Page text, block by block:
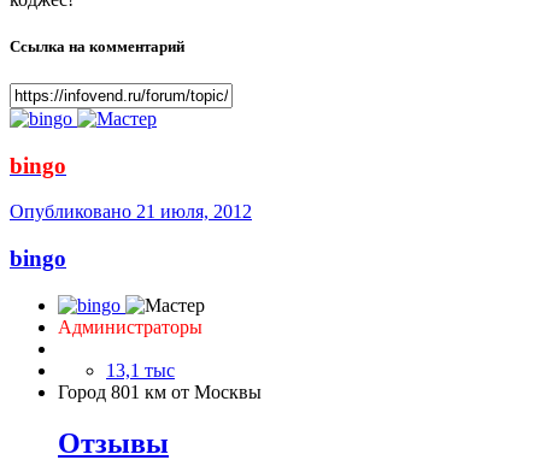
Ссылка на комментарий
bingo
Опубликовано 21 июля, 2012
bingo
Администраторы
13,1 тыс
Город 801 км от Москвы
Отзывы